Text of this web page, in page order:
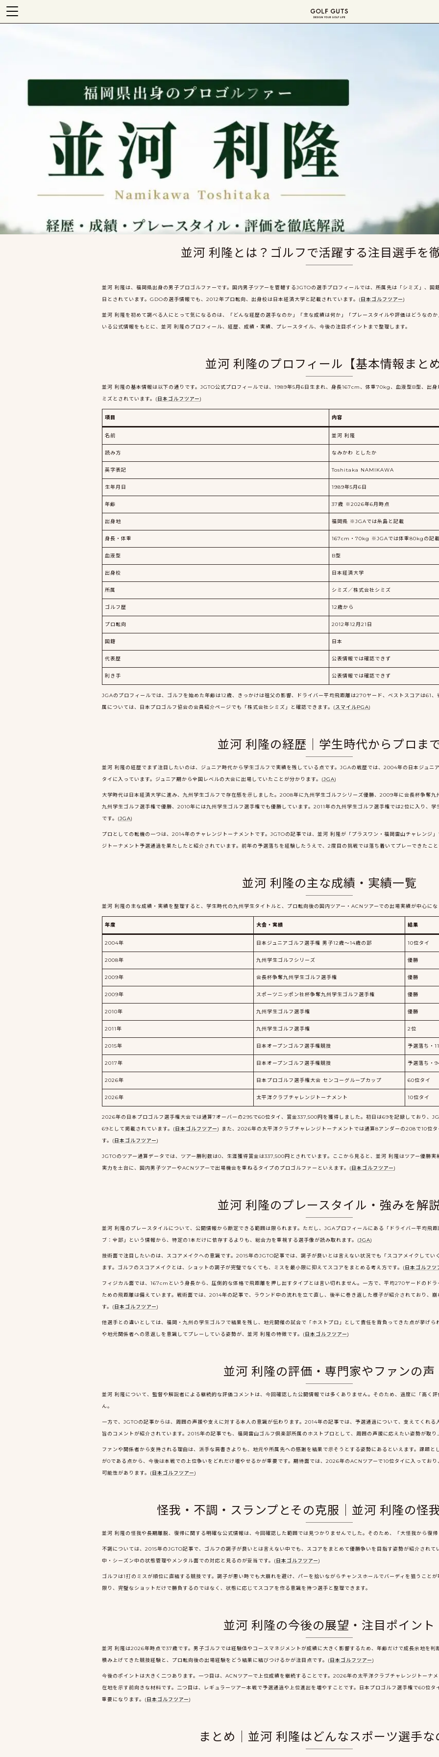
並河 利隆とは？ゴルフで活躍する注目選手を
並河 利隆は、福岡県出身の男子プロゴルファーです。国内男子ツアーを管轄するJGTOの選手プロフィールでは、所属先は「シミズ」、国
日とされています。GDOの選手情報でも、2012年プロ転向、出身校は日本経済大学と記載されています。( 日本ゴルフツアー)
並河 利隆を初めて調べる人にとって気になるのは、「どんな経歴の選手なのか」「主な成績は何か」「プレースタイルや評価はどうなの
いる公式情報をもとに、並河 利隆のプロフィール、経歴、成績・実績、プレースタイル、今後の注目ポイントまで整理します。
並河 利隆のプロフィール【基本情報まと
並河 利隆の基本情報は以下の通りです。JGTO公式プロフィールでは、1989年5月6日生まれ、身長167cm、体重70kg、血液型B型、出
ミズとされています。( 日本ゴルフツアー)
項目 内容
名前 並河 利隆
読み方 なみかわ としたか
英字表記 Toshitaka NAMIKAWA
生年月日 1989年5月6日
年齢 37歳 ※2026年6月時点
出身地 福岡県 ※JGAでは糸島と記載
身長・体重 167cm・70kg ※JGAでは体重80kgの記
血液型 B型
出身校 日本経済大学
所属 シミズ／株式会社シミズ
ゴルフ歴 12歳から
プロ転向 2012年12月21日
国籍 日本
代表歴 公表情報では確認できず
利き手 公表情報では確認できず
JGAのプロフィールでは、ゴルフを始めた年齢は12歳、きっかけは祖父の影響、ドライバー平均飛距離は270ヤード、ベストスコアは61
属については、日本プロゴルフ協会の会員紹介ページでも「株式会社シミズ」と確認できます。(スマイルPGA)
並河 利隆の経歴｜学生時代からプロま
並河 利隆の経歴でまず注目したいのは、ジュニア時代から学生ゴルフで実績を残している点です。JGAの戦歴では、2004年の日本ジュニ
タイに入っています。ジュニア期から全国レベルの大会に出場していたことが分かります。(JGA)
大学時代は日本経済大学に進み、九州学生ゴルフで存在感を示しました。2008年に九州学生ゴルフシリーズ優勝、2009年に会長杯争奪
九州学生ゴルフ選手権で優勝、2010年には九州学生ゴルフ選手権でも優勝しています。2011年の九州学生ゴルフ選手権では2位に入り、
です。(JGA)
プロとしての転機の一つは、2014年のチャレンジトーナメントです。JGTOの記事では、並河 利隆が「プラスワン・福岡雷山チャレンジ
ジトーナメント予選通過を果たしたと紹介されています。前年の予選落ちを経験したうえで、2度目の挑戦では落ち着いてプレーできたこ
並河 利隆の主な成績・実績一覧
並河 利隆の主な成績・実績を整理すると、学生時代の九州学生タイトルと、プロ転向後の国内ツアー・ACNツアーでの出場実績が中心にな
年度 大会・実績 結果
2004年 日本ジュニアゴルフ選手権 男子12歳〜14歳の部 10位タイ
2008年 九州学生ゴルフシリーズ 優勝
2009年 会長杯争奪九州学生ゴルフ選手権 優勝
2009年 スポーツニッポン社杯争奪九州学生ゴルフ選手権 優勝
2010年 九州学生ゴルフ選手権 優勝
2011年 九州学生ゴルフ選手権 2位
2015年 日本オープンゴルフ選手権競技 予選落ち・
2017年 日本オープンゴルフ選手権競技 予選落ち・
2026年 日本プロゴルフ選手権大会 センコーグループカップ 60位タイ
2026年 太平洋クラブチャレンジトーナメント 10位タイ
2026年の日本プロゴルフ選手権大会では通算7オーバーの295で60位タイ、賞金337,500円を獲得しました。初日は69を記録しており、
69として掲載されています。( 日本ゴルフツアー) また、2026年の太平洋クラブチャレンジトーナメントでは通算8アンダーの208で10位
す。( 日本ゴルフツアー)
JGTOのツアー通算データでは、ツアー勝利数は0、生涯獲得賞金は337,500円とされています。ここから見ると、並河 利隆はツアー優勝
実力を土台に、国内男子ツアーやACNツアーで出場機会を重ねるタイプのプロゴルファーといえます。( 日本ゴルフツアー)
並河 利隆のプレースタイル・強みを解
並河 利隆のプレースタイルについて、公開情報から断定できる範囲は限られます。ただし、JGAプロフィールにある「ドライバー平均飛
ブ：全部」という情報から、特定の1本だけに依存するよりも、総合力を重視する選手像が読み取れます。(JGA)
技術面で注目したいのは、スコアメイクへの意識です。2015年のJGTO記事では、調子が良いとは言えない状況でも「スコアメイクして
ます。ゴルフのスコアメイクとは、ショットの調子が完璧でなくても、ミスを最小限に抑えてスコアをまとめる考え方です。( 日本ゴルフツ
フィジカル面では、167cmという身長から、圧倒的な体格で飛距離を押し出すタイプとは言い切れません。一方で、平均270ヤードのド
ための飛距離は備えています。戦術面では、2014年の記事で、ラウンド中の流れを立て直し、後半に巻き返した様子が紹介されており、
す。( 日本ゴルフツアー)
他選手との違いとしては、福岡・九州の学生ゴルフで結果を残し、地元開催の試合で「ホストプロ」として責任を背負ってきた点が挙げ
や地元関係者への恩返しを意識してプレーしている姿勢が、並河 利隆の特徴です。( 日本ゴルフツアー)
並河 利隆の評価・専門家やファンの声
並河 利隆について、監督や解説者による継続的な評価コメントは、今回確認した公開情報では多くありません。そのため、過度に「高く
ん。
一方で、JGTOの記事からは、周囲の声援や支えに対する本人の意識が伝わります。2014年の記事では、予選通過について、支えてくれ
旨のコメントが紹介されています。2015年の記事でも、福岡雷山ゴルフ倶楽部所属のホストプロとして、周囲の声援に応えたい姿勢が取り
ファンや関係者から支持される理由は、派手な肩書きよりも、地元や所属先への感謝を結果で示そうとする姿勢にあるといえます。課題
が0である点から、今後は本戦での上位争いをどれだけ増やせるかが重要です。期待面では、2026年のACNツアーで10位タイに入ってお
可能性があります。( 日本ゴルフツアー)
怪我・不調・スランプとその克服｜並河 利隆の怪
並河 利隆の怪我や長期離脱、復帰に関する明確な公式情報は、今回確認した範囲では見つかりませんでした。そのため、「大怪我から復
不調については、2015年のJGTO記事で、ゴルフの調子が良いとは言えない中でも、スコアをまとめて優勝争いを目指す姿勢が紹介され
中・シーズン中の状態管理やメンタル面での対応と見るのが妥当です。( 日本ゴルフツアー)
ゴルフは1打のミスが順位に直結する競技です。調子が悪い時でも大崩れを避け、パーを拾いながらチャンスホールでバーディを狙うこと
限り、完璧なショットだけで勝負するのではなく、状態に応じてスコアを作る意識を持つ選手と整理できます。
並河 利隆の今後の展望・注目ポイント
並河 利隆は2026年時点で37歳です。男子ゴルフでは経験値やコースマネジメントが成績に大きく影響するため、年齢だけで成長余地を
積み上げてきた競技経験と、プロ転向後の出場経験をどう結果に結びつけるかが注目点です。( 日本ゴルフツアー)
今後のポイントは大きく二つあります。一つ目は、ACNツアーで上位成績を継続することです。2026年の太平洋クラブチャレンジトーナ
在地を示す前向きな材料です。二つ目は、レギュラーツアー本戦で予選通過や上位進出を増やすことです。日本プロゴルフ選手権で60位
重要になります。( 日本ゴルフツアー)
まとめ｜並河 利隆はどんなスポーツ選手な